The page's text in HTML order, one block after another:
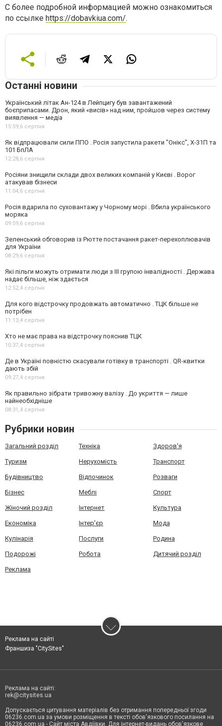
С более подробной информацией можно ознакомиться
по ссылке https://dobavkiua.com/.
Останні новини
Український літак Ан-124 в Лейпцигу був завантажений
боєприпасами. Дрон, який «висів» над ним, пройшов через систему
виявлення — медіа
15:59,6 серпня
Як відпрацювали сили ППО . Росія запустила ракети "Онікс", Х-31П та
101 БпЛА
12:28,6 серпня
Росіяни знищили склади двох великих компаній у Києві . Ворог
атакував бізнеси
11:04,6 серпня
Росія вдарила по суховантажу у Чорному морі . Вбила українського
моряка
09:59,6 серпня
Зеленський обговорив із Рютте постачання ракет-перехоплювачів
для України
08:29,6 серпня
Які пільги можуть отримати люди з III групою інвалідності . Держава
надає більше, ніж здається
12:52,4 серпня
Для кого відстрочку продовжать автоматично . ТЦК більше не
потрібен
11:13,4 серпня
Хто не має права на відстрочку пояснив ТЦК
10:37,4 серпня
Де в Україні повністю скасували готівку в транспорті . QR-квитки
дають збій
09:27,4 серпня
Як правильно зібрати тривожну валізу . До укриття — лише
найнеобхідніше
08:31,4 серпня
Рубрики новин
Загальний розділ Техніка Здоров'я
Туризм Нерухомість Транспорт
Будівництво Відпочинок Розваги
Бізнес Меблі Спорт
Жіночий розділ Інтернет Культура
Економіка Інтер'єр Мода
Кулінарія Послуги Родина
Подорожі Робота Дитячий розділ
Реклама
Реклама на сайті
Франшиза "CitySites"
Реклама на сайті:
rek@citysites.ua
Допускається цитування матеріалів без отримання попередньої згоди
06236.com.ua за умови розміщення в тексті обов'язкового посилання на
06236.com.ua - Сайт міста Авдіївки. Для інтернет-видань обов'язкове